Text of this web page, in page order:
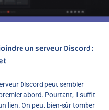
un serveur Discord :
Discord peut sembler
abord. Pourtant, il suffit
lien. On peut bien-sûr tomber